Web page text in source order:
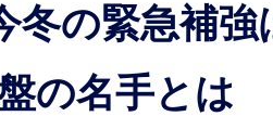
冬の緊急補
の名手とは